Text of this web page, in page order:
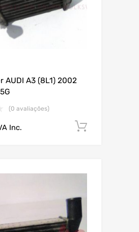
AUDI A3 (8L1) 2002
(0 avaliações)
Inc.